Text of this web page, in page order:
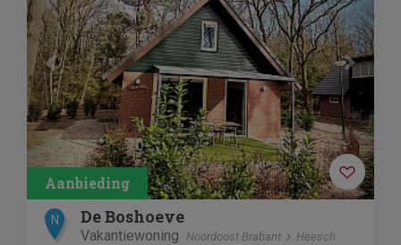
N De Boshoeve
Vakantiewoning Noordoost Brabant Heesch